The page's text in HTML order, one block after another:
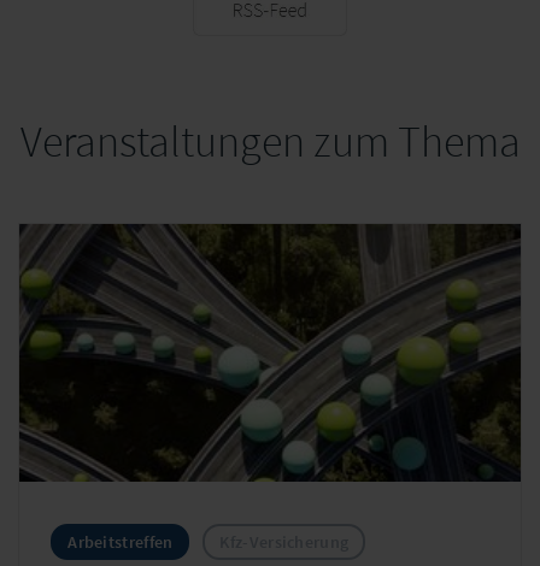
Veranstaltungen zum Thema
Arbeitstreffen